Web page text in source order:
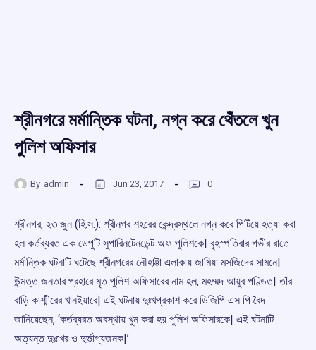
শ্রীনগরে মর্মান্তিক ঘটনা, নগ্ন করে থেঁতলে খুন
পুলিশ অফিসার
By admin Jun 23, 2017 0
শ্রীনগর, ২৩ জুন (হি.স.): শ্রীনগর শহরের কেন্দ্রস্থলে নগ্ন করে পিটিয়ে হত্যা করা
হল কর্তব্যরত এক ডেপুটি সুপারিনটেনডেন্ট অফ পুলিশকে| বৃহস্পতিবার গভীর রাতে
মর্মান্তিক ঘটনাটি ঘটেছে শ্রীনগরের নৌহাট্টা এলাকায় জামিয়া মসজিদের সামনে|
উন্মত্ত জনতার প্রহারে মৃত পুলিশ অফিসারের নাম হল, মহম্মদ আয়ুব পণ্ডিত| তাঁর
বাড়ি কাশ্মীরের খানইয়ারে| এই ঘটনায় দুঃখপ্রকাশ করে ডিজিপি এস পি বৈদ
জানিয়েছেন, ‘কর্তব্যরত অবস্থায় খুন করা হয় পুলিশ অফিসারকে| এই ঘটনাটি
অত্যন্ত দুঃখের ও দুর্ভাগ্যজনক|’